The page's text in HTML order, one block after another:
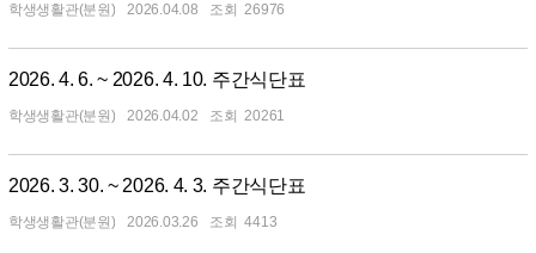
학생생활관(분원) 2026.04.08 26976
2026. 4. 6. ~ 2026. 4. 10. 주간식단표
학생생활관(분원) 2026.04.02 20261
2026. 3. 30. ~ 2026. 4. 3. 주간식단표
학생생활관(분원) 2026.03.26 4413